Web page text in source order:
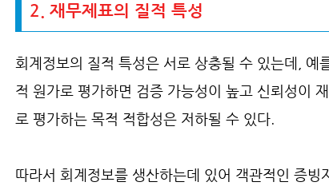
2. 재무제표의 질적 특성
회계정보의 질적 특성은 서로 상충될 수 있는데, 예
적 원가로 평가하면 검증 가능성이 높고 신뢰성이
로 평가하는 목적 적합성은 저하될 수 있다.
따라서 회계정보를 생산하는데 있어 객관적인 증빙